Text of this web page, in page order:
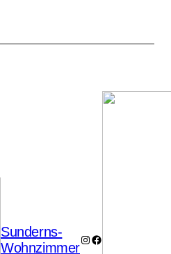
Sunderns-
Wohnzimmer
Instagram
Facebook